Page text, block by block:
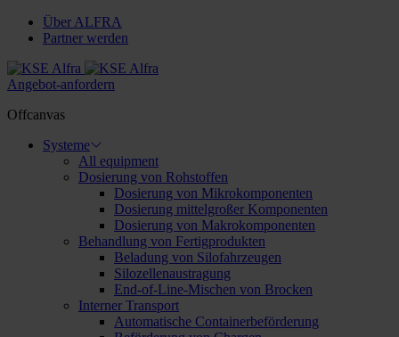
Über ALFRA
Partner werden
Angebot-anfordern
Offcanvas
Systeme
All equipment
Dosierung von Rohstoffen
Dosierung von Mikrokomponenten
Dosierung mittelgroßer Komponenten
Dosierung von Makrokomponenten
Behandlung von Fertigprodukten
Beladung von Silofahrzeugen
Silozellenaustragung
End-of-Line-Mischen von Brocken
Interner Transport
Automatische Containerbeförderung